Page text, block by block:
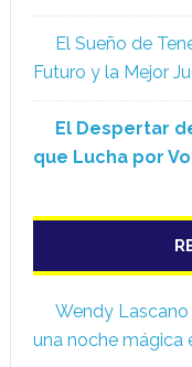
El Sueño de
Futuro y la Mejor
El Despertar
que Lucha por
Wendy
una noche mágica